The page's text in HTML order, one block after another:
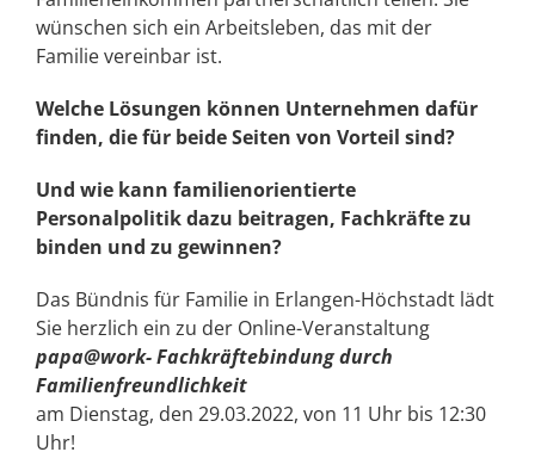
wünschen sich ein Arbeitsleben, das mit der
Familie vereinbar ist.
Welche Lösungen können Unternehmen dafür
finden, die für beide Seiten von Vorteil sind?
Und wie kann familienorientierte
Personalpolitik dazu beitragen, Fachkräfte zu
binden und zu gewinnen?
Das Bündnis für Familie in Erlangen-Höchstadt lädt
Sie herzlich ein zu der Online-Veranstaltung
papa@work- Fachkräftebindung durch
Familienfreundlichkeit
am Dienstag, den 29.03.2022, von 11 Uhr bis 12:30
Uhr!